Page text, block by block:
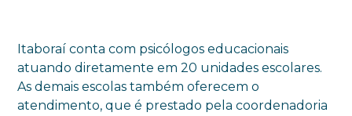
Itaboraí conta com psicólogos educacionais
atuando diretamente em 20 unidades escolares.
As demais escolas também oferecem o
atendimento, que é prestado pela coordenadoria